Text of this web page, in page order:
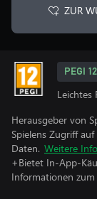
ZUR
PEGI 12
Leichtes
Herausgeber von
Spielens Zugriff
Daten. Weitere
+Bietet In-App-
Informationen zum